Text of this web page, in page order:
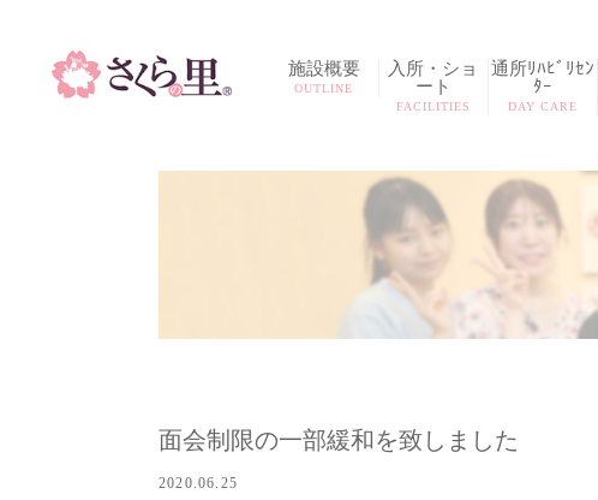
施設概要
OUTLINE
入所・ショ
ート
FACILITIES
通所ﾘﾊﾋﾞﾘｾﾝ
ﾀｰ
DAY CARE
面会制限の一部緩和を致しました
2020.06.25